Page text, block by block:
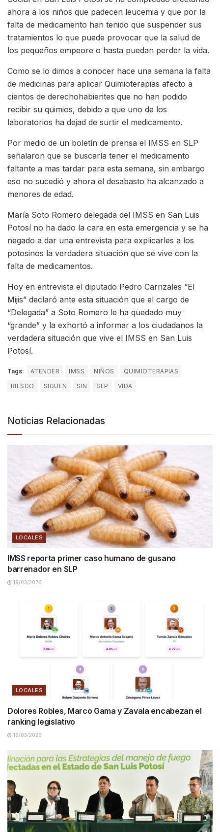
ahora a los niños que padecen leucemia y que por la
falta de medicamento han tenido que suspender sus
tratamientos lo que puede provocar que la salud de
los pequeños empeore o hasta puedan perder la vida.
Como se lo dimos a conocer hace una semana la falta
de medicinas para aplicar Quimioterapias afecto a
cientos de derechohabientes que no han podido
recibir su quimios, debido a que uno de los
laboratorios ha dejad de surtir el medicamento.
Por medio de un boletín de prensa el IMSS en SLP
señalaron que se buscaría tener el medicamento
faltante a mas tardar para esta semana, sin embargo
eso no sucedió y ahora el desabasto ha alcanzado a
menores de edad.
María Soto Romero delegada del IMSS en San Luis
Potosí no ha dado la cara en esta emergencia y se ha
negado a dar una entrevista para explicarles a los
potosinos la verdadera situación que se vive con la
falta de medicamentos.
Hoy en entrevista el diputado Pedro Carrizales “El
Mijis” declaró ante esta situación que el cargo de
“Delegada” a Soto Romero le ha quedado muy
“grande” y la exhortó a informar a los ciudadanos la
verdadera situación que vive el IMSS en San Luis
Potosí.
Tags: ATENDER IMSS NIÑOS
QUIMIOTERAPIAS
RIESGO
SIGUEN SIN SLP VIDA
Noticias Relacionadas
LOCALES
IMSS reporta primer caso humano de gusano
barrenador en SLP
19/03/2026
LOCALES
Dolores Robles, Marco Gama y Zavala encabezan el
ranking legislativo
19/03/2026